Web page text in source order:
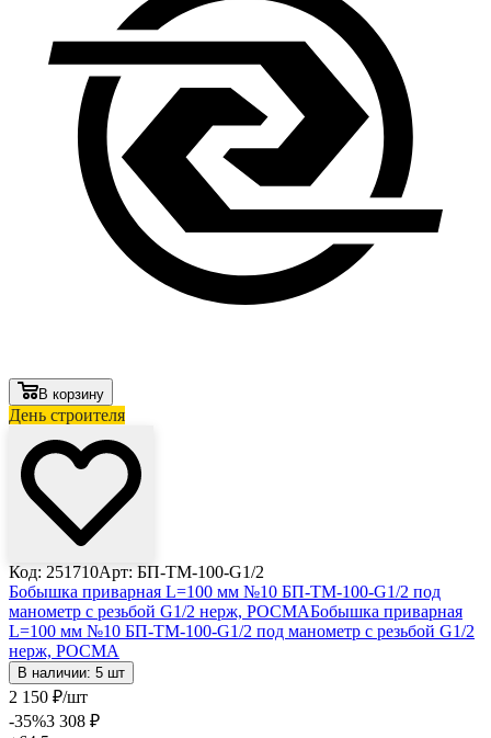
В корзину
День строителя
Код: 251710Арт: БП-ТМ-100-G1/2
Бобышка приварная L=100 мм №10 БП-ТМ-100-G1/2 под
манометр с резьбой G1/2 нерж, РОСМАБобышка приварная
L=100 мм №10 БП-ТМ-100-G1/2 под манометр с резьбой G1/2
нерж, РОСМА
В наличии: 5 шт
2 150 ₽/шт
-35%3 308 ₽